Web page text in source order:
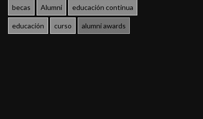
becas Alumni educación continua
educación curso alumni awards